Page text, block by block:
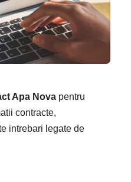
Apa Nova pentru
contracte,
intrebari legate de